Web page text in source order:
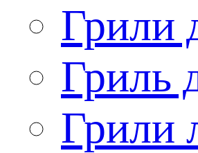
Грили
Гриль
Грили